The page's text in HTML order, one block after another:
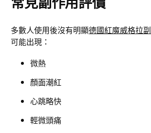
多數人使用後沒有明顯德國紅魔威格拉
可能出現：
微熱
顏面潮紅
心跳略快
輕微頭痛